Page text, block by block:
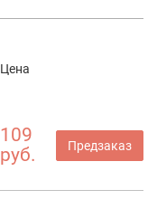
Цена
109
руб.
Предзаказ